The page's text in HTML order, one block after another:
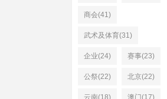
商会(41)
武术及体育(31)
企业(24) 赛事(23)
公祭(22) 北京(22)
云南(18) 澳门(17)